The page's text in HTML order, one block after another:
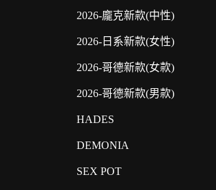
2026-龐克新款(中性)
2026-日系新款(女性)
2026-哥德新款(女款)
2026-哥德新款(男款)
HADES
DEMONIA
SEX POT